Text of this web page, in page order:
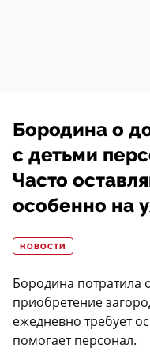
Бородина о
с детьми
Часто
особенно на
НОВОСТИ
Бородина потратила
приобретение
ежедневно требует
помогает персонал.